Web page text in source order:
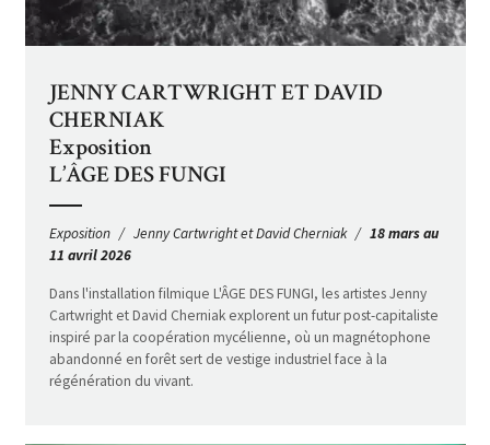
JENNY CARTWRIGHT ET DAVID
CHERNIAK
Exposition
L’ÂGE DES FUNGI
Exposition Jenny Cartwright et David Cherniak
18 mars au
11 avril 2026
Dans l'installation filmique L'ÂGE DES FUNGI, les artistes Jenny
Cartwright et David Cherniak explorent un futur post-capitaliste
inspiré par la coopération mycélienne, où un magnétophone
abandonné en forêt sert de vestige industriel face à la
régénération du vivant.